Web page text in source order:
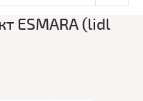
ESMARA (lidl